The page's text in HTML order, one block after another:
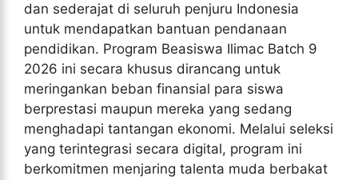
dan sederajat di seluruh penjuru Indonesia
untuk mendapatkan bantuan pendanaan
pendidikan. Program Beasiswa Ilimac Batch 9
2026 ini secara khusus dirancang untuk
meringankan beban finansial para siswa
berprestasi maupun mereka yang sedang
menghadapi tantangan ekonomi. Melalui seleksi
yang terintegrasi secara digital, program ini
berkomitmen menjaring talenta muda berbakat